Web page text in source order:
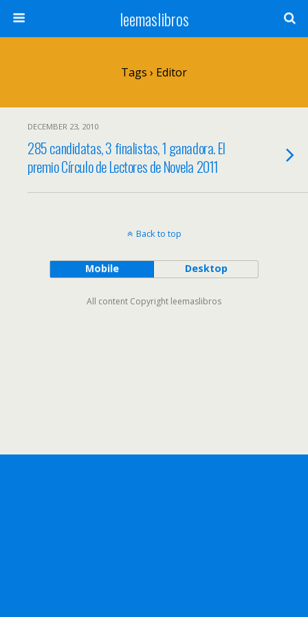
leemaslibros
Tags › Editor
DECEMBER 23, 2010
285 candidatas, 3 finalistas, 1 ganadora. El
premio Círculo de Lectores de Novela 2011
Back to top
Mobile Desktop
All content Copyright leemaslibros